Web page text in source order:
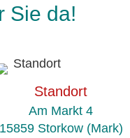
Sie da!
Standort
Am Markt 4
15859 Storkow (Mark)